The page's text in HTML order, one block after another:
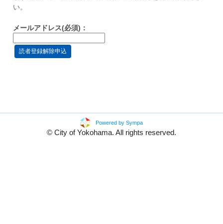
い。
メールアドレス(必須)：
Powered by Sympa
© City of Yokohama. All rights reserved.